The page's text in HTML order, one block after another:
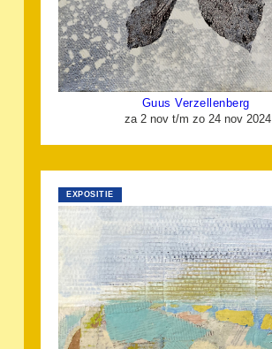
Guus Verzellenberg ​​
za 2 nov t/m zo 24 nov 2024
EXPOSITIE